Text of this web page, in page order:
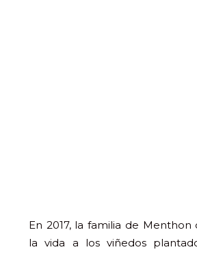
En 2017, la familia de
la vida a los viñedos